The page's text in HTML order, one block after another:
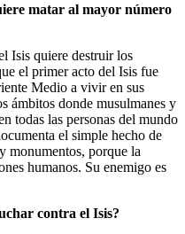
matar al mayor número
Isis quiere destruir los
el primer acto del Isis fue
Medio a vivir en sus
ámbitos donde musulmanes y
todas las personas del mundo
el simple hecho de
monumentos, porque la
humanos. Su enemigo es
contra el Isis?